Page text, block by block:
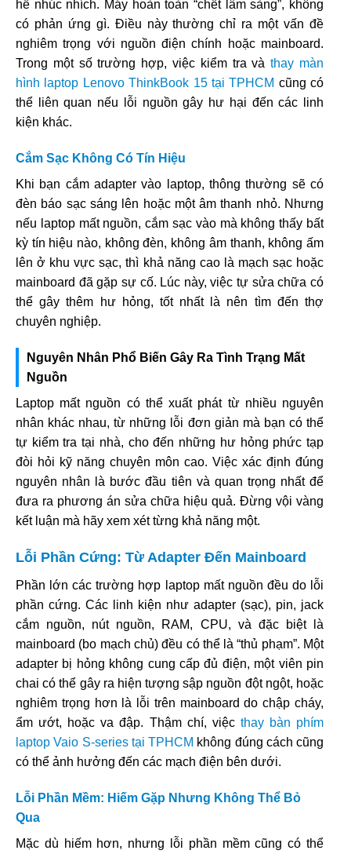
hề nhúc nhích. Máy hoàn toàn “chết lâm sàng”, không
có phản ứng gì. Điều này thường chỉ ra một vấn đề
nghiêm trọng với nguồn điện chính hoặc mainboard.
Trong một số trường hợp, việc kiểm tra vàthay màn
hình laptop Lenovo ThinkBook 15 tại TPHCM cũng có
thể liên quan nếu lỗi nguồn gây hư hại đến các linh
kiện khác.
Cắm Sạc Không Có Tín Hiệu
Khi bạn cắm adapter vào laptop, thông thường sẽ có
đèn báo sạc sáng lên hoặc một âm thanh nhỏ. Nhưng
nếu laptop mất nguồn, cắm sạc vào mà không thấy bất
kỳ tín hiệu nào, không đèn, không âm thanh, không ấm
lên ở khu vực sạc, thì khả năng cao là mạch sạc hoặc
mainboard đã gặp sự cố. Lúc này, việc tự sửa chữa có
thể gây thêm hư hỏng, tốt nhất là nên tìm đến thợ
chuyên nghiệp.
Nguyên Nhân Phổ Biến Gây Ra Tình Trạng Mất
Nguồn
Laptop mất nguồn có thể xuất phát từ nhiều nguyên
nhân khác nhau, từ những lỗi đơn giản mà bạn có thể
tự kiểm tra tại nhà, cho đến những hư hỏng phức tạp
đòi hỏi kỹ năng chuyên môn cao. Việc xác định đúng
nguyên nhân là bước đầu tiên và quan trọng nhất để
đưa ra phương án sửa chữa hiệu quả. Đừng vội vàng
kết luận mà hãy xem xét từng khả năng một.
Lỗi Phần Cứng: Từ Adapter Đến Mainboard
Phần lớn các trường hợp laptop mất nguồn đều do lỗi
phần cứng. Các linh kiện như adapter (sạc), pin, jack
cắm nguồn, nút nguồn, RAM, CPU, và đặc biệt là
mainboard (bo mạch chủ) đều có thể là “thủ phạm”. Một
adapter bị hỏng không cung cấp đủ điện, một viên pin
chai có thể gây ra hiện tượng sập nguồn đột ngột, hoặc
nghiêm trọng hơn là lỗi trên mainboard do chập cháy,
ẩm ướt, hoặc va đập. Thậm chí, việc thay bàn phím
laptop Vaio S-series tại TPHCM không đúng cách cũng
có thể ảnh hưởng đến các mạch điện bên dưới.
Lỗi Phần Mềm: Hiếm Gặp Nhưng Không Thể Bỏ
Qua
Mặc dù hiếm hơn, nhưng lỗi phần mềm cũng có thể